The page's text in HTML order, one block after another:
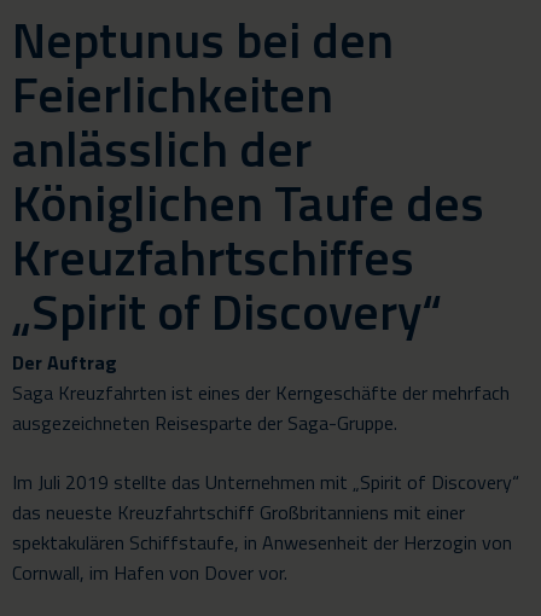
Neptunus bei den
Feierlichkeiten
anlässlich der
Königlichen Taufe des
Kreuzfahrtschiffes
„Spirit of Discovery“
Der Auftrag
Saga Kreuzfahrten ist eines der Kerngeschäfte der mehrfach
ausgezeichneten Reisesparte der Saga-Gruppe.
Im Juli 2019 stellte das Unternehmen mit „Spirit of Discovery“
das neueste Kreuzfahrtschiff Großbritanniens mit einer
spektakulären Schiffstaufe, in Anwesenheit der Herzogin von
Cornwall, im Hafen von Dover vor.